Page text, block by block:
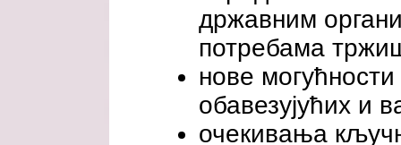
државним
потребама
нове
обавезујућих и
очекивања